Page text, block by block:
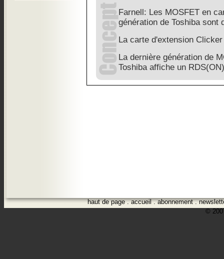
Farnell: Les MOSFET en
génération de Toshiba sont
La carte d'extension
La dernière génération de
Toshiba affiche un
haut de page.accueil.abonnement.
©